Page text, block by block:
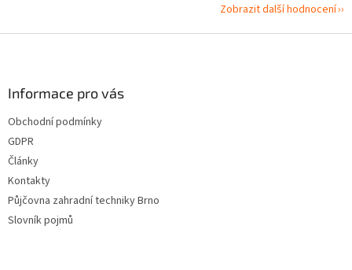
Zobrazit další hodnocení
Informace pro vás
Obchodní podmínky
GDPR
Články
Kontakty
Půjčovna zahradní techniky Brno
Slovník pojmů